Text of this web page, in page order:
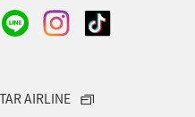
ナ 冬 ブリ
AIRLINE